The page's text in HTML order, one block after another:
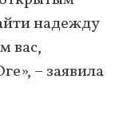
надежду
вас,
– заявила